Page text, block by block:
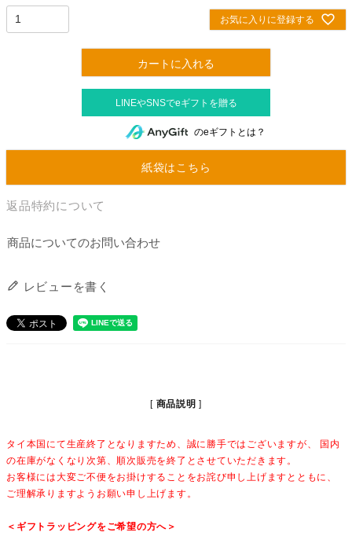
お気に入りに登録する
カートに入れる
のeギフトとは？
紙袋はこちら
返品特約について
商品についてのお問い合わせ
レビューを書く
商品説明
タイ本国にて生産終了となりますため、誠に勝手ではございますが、 国内
の在庫がなくなり次第、順次販売を終了とさせていただきます。
お客様には大変ご不便をお掛けすることをお詫び申し上げますとともに、
ご理解承りますようお願い申し上げます。
＜ギフトラッピングをご希望の方へ＞